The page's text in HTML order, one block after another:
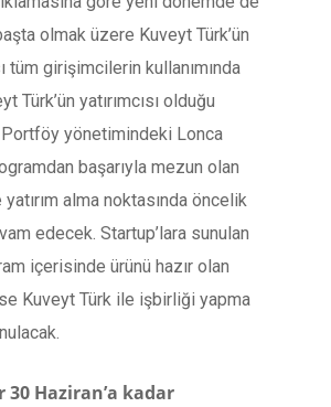
olmak üzere Kuveyt Türk’ün
tüm girişimcilerin kullanımında
Türk’ün yatırımcısı olduğu
Portföy yönetimindeki Lonca
başarıyla mezun olan
alma noktasında öncelik
edecek. Startup’lara sunulan
içerisinde ürünü hazır olan
Kuveyt Türk ile işbirliği yapma
Haziran’a kadar